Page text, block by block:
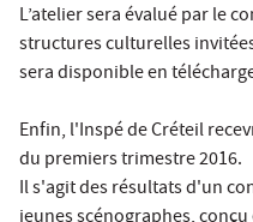
L’atelier sera évalué par le
structures culturelles
sera disponible en
Enfin, l'Inspé de Créteil
du premiers trimestre 2016.
Il s'agit des résultats d'un